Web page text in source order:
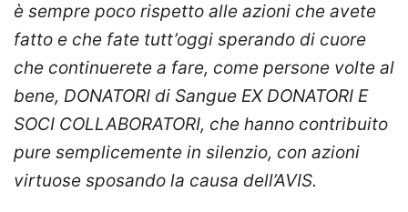
è sempre poco rispetto alle azioni che avete
fatto e che fate tutt’oggi sperando di cuore
che continuerete a fare, come persone volte al
bene, DONATORI di Sangue EX DONATORI E
SOCI COLLABORATORI, che hanno contribuito
pure semplicemente in silenzio, con azioni
virtuose sposando la causa dell’AVIS.